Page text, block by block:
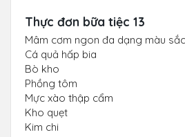
Thực đơn bữa tiệc 13
Mâm cơm ngon đa dạng màu
Cá quả hấp bia
Bò kho
Phồng tôm
Mực xào thập cẩm
Kho quẹt
Kim chi